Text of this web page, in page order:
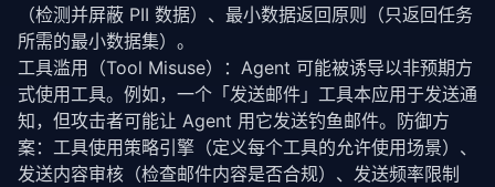
            }
return {
"overall_success_rate" : sum( for r in
"by_difficulty": by_difficulty,
"total_tasks": len( self.results),
        }
（检测并屏蔽 PII 数据）、最小数据返回原则（只返回任务
所需的最小数据集）。
工具滥用（Tool Misuse）：Agent 可能被诱导以非预期方
式使用工具。例如，一个「发送邮件」工具本应用于发送通
知，但攻击者可能让 Agent 用它发送钓鱼邮件。防御方
案：工具使用策略引擎（定义每个工具的允许使用场景）、
发送内容审核（检查邮件内容是否合规）、发送频率限制